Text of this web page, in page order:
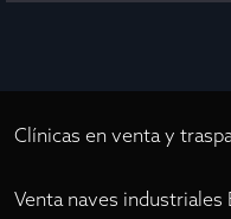
Clínicas en venta y
Venta naves industriales